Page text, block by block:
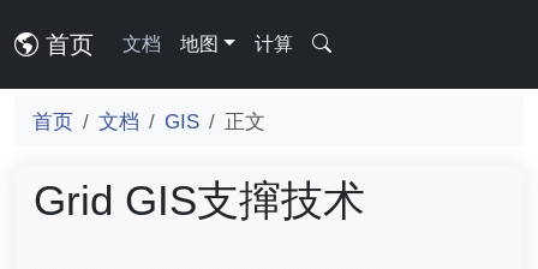
首页 文档 地图 计算
首页 文档 GIS 正文
Grid GIS支撺技术